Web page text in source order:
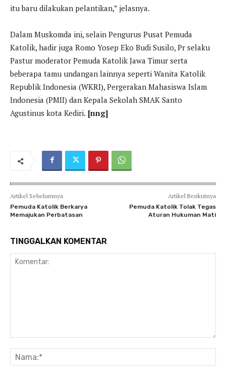
itu baru dilakukan pelantikan,” jelasnya.
Dalam Muskomda ini, selain Pengurus Pusat Pemuda
Katolik, hadir juga Romo Yosep Eko Budi Susilo, Pr selaku
Pastur moderator Pemuda Katolik Jawa Timur serta
beberapa tamu undangan lainnya seperti Wanita Katolik
Republik Indonesia (WKRI), Pergerakan Mahasiswa Islam
Indonesia (PMII) dan Kepala Sekolah SMAK Santo
Agustinus kota Kediri. [nng]
Artikel Sebelumnya
Pemuda Katolik Berkarya
Memajukan Perbatasan
Artikel Berikutnya
Pemuda Katolik Tolak Tegas
Aturan Hukuman Mati
TINGGALKAN KOMENTAR